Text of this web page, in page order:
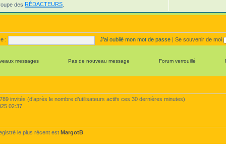
des RÉDACTEURS
: J’ai oublié mon mot de passe Se souvenir de moi
messages Pas de nouveau message Forum verrouillé
invités (d’après le nombre d’utilisateurs actifs ces 30 dernières minutes)
02:37
le plus récent est MargotB